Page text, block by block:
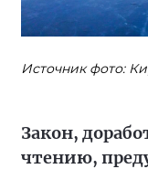
Источник фото:
Закон,
чтению,